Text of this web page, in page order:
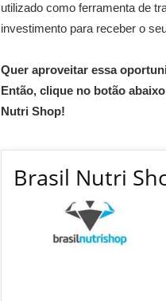
utilizado como ferramenta de
investimento para receber o
Quer aproveitar essa
Então, clique no botão
Nutri Shop!
Brasil Nutri